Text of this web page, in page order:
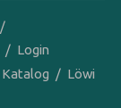
Login
Katalog
Löwi